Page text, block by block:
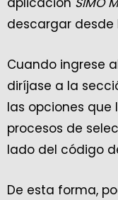
descargar desde
Cuando ingrese
diríjase a la
las opciones que
procesos de
lado del código
De esta forma,